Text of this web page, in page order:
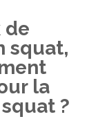
de
squat,
la
?